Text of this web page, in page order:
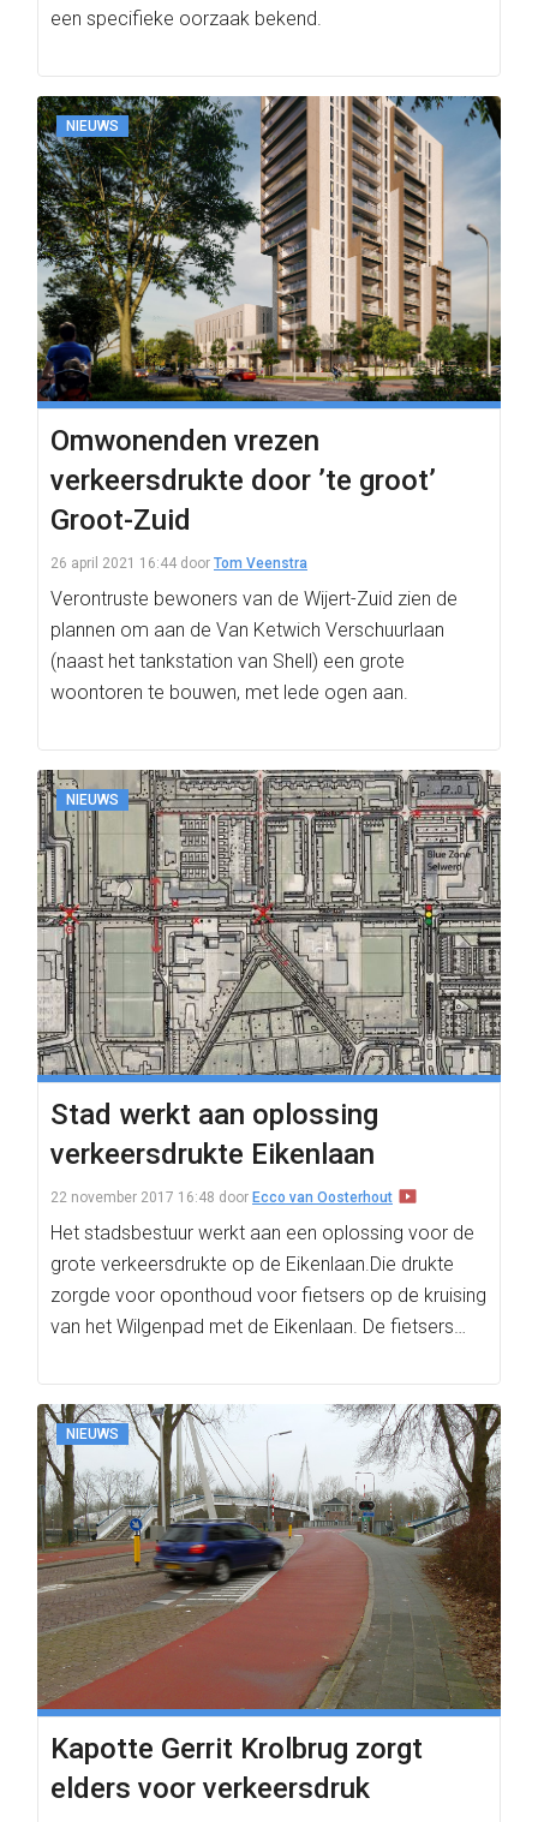
een specifieke oorzaak bekend.
NIEUWS
Omwonenden vrezen
verkeersdrukte door ’te groot’
Groot-Zuid
26 april 2021 16:44 door Tom Veenstra
Verontruste bewoners van de Wijert-Zuid zien de
plannen om aan de Van Ketwich Verschuurlaan
(naast het tankstation van Shell) een grote
woontoren te bouwen, met lede ogen aan.
NIEUWS
Stad werkt aan oplossing
verkeersdrukte Eikenlaan
22 november 2017 16:48 door Ecco van Oosterhout
Het stadsbestuur werkt aan een oplossing voor de
grote verkeersdrukte op de Eikenlaan.Die drukte
zorgde voor oponthoud voor fietsers op de kruising
van het Wilgenpad met de Eikenlaan. De fietsers…
NIEUWS
Kapotte Gerrit Krolbrug zorgt
elders voor verkeersdruk